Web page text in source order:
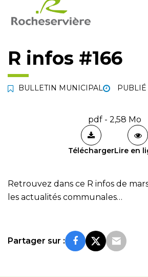
contenu
pied
R infos #166
BULLETIN MUNICIPAL PUBLIÉ
pdf - 2,58 Mo
TéléchargerLire en
Retrouvez dans ce R infos de
les actualités communales…
Partager sur :